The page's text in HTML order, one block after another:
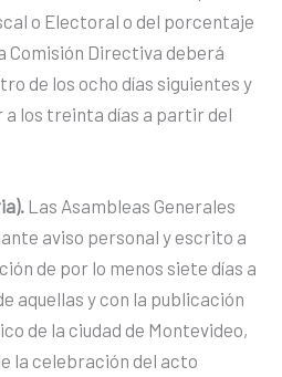
o Electoral o del porcentaje
Comisión Directiva deberá
de los ocho días siguientes y
los treinta días a partir del
Las Asambleas Generales
aviso personal y escrito a
de por lo menos siete días a
aquellas y con la publicación
de la ciudad de Montevideo,
la celebración del acto